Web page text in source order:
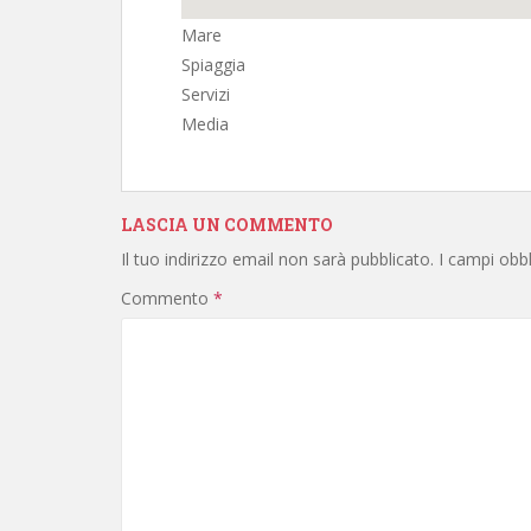
Mare
Spiaggia
Servizi
Media
LASCIA UN COMMENTO
Il tuo indirizzo email non sarà pubblicato. I campi
Commento *